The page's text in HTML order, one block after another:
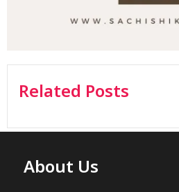
Related Posts
About Us